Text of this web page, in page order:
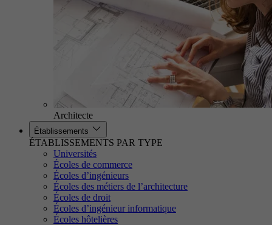
Architecte
Établissements
ÉTABLISSEMENTS PAR TYPE
Universités
Écoles de commerce
Écoles d’ingénieurs
Écoles des métiers de l’architecture
Écoles de droit
Écoles d’ingénieur informatique
Écoles hôtelières